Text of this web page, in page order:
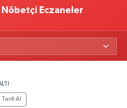
Eczaneler
Tarifi Al